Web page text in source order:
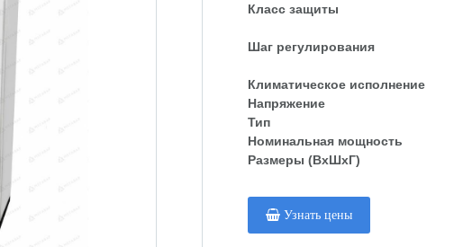
Класс защиты
Шаг регулирования
Климатическое исполнение
Напряжение
Тип
Номинальная мощность
Размеры (ВхШхГ)
Узнать цены